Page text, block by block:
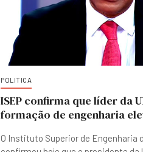
POLITICA
ISEP confirma que líder da
formação de engenharia
O Instituto Superior de Engenharia